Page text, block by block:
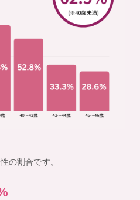
の割合です。